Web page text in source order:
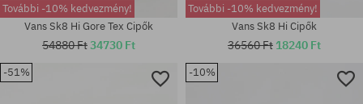
További -10% kedvezmény!
Vans Sk8 Hi Gore Tex Cipők
54880 Ft34730 Ft
További -10% kedvezmény!
Vans Sk8 Hi Cipők
36560 Ft 18240 Ft
-51% -10%